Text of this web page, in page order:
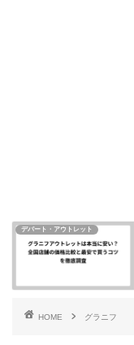
デパート・アウトレット
HOME グラニフ